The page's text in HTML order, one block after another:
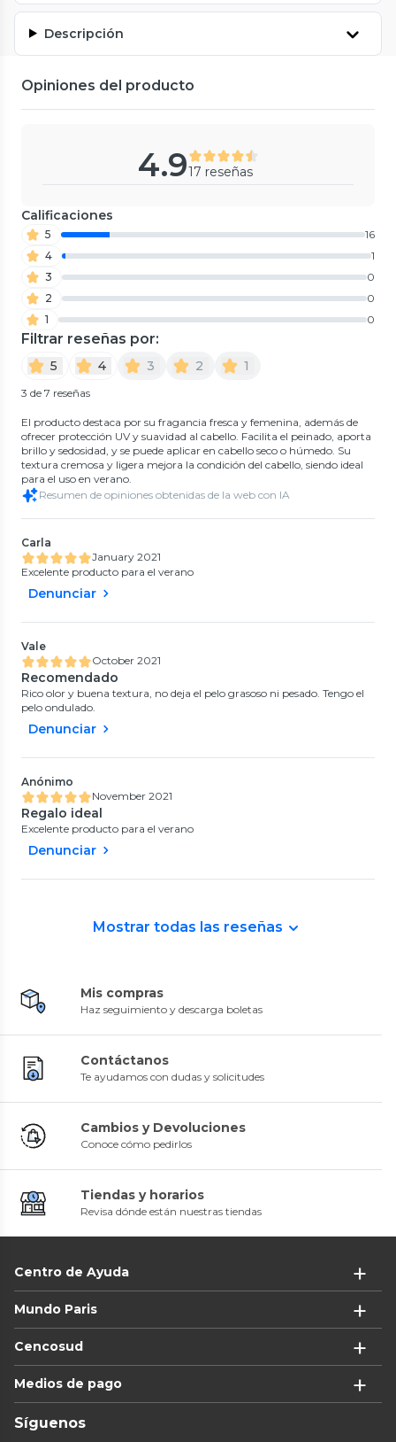
Descripción
Opiniones del producto
4.917 reseñas
Calificaciones
5
16
4
1
3
0
2
0
1
0
Filtrar reseñas por:
5 4 3 2 1
3 de 7 reseñas
El producto destaca por su fragancia fresca y femenina, además de
ofrecer protección UV y suavidad al cabello. Facilita el peinado, aporta
brillo y sedosidad, y se puede aplicar en cabello seco o húmedo. Su
textura cremosa y ligera mejora la condición del cabello, siendo ideal
para el uso en verano.
Resumen de opiniones obtenidas de la web con IA
Carla
January 2021
Excelente producto para el verano
Denunciar
Vale
October 2021
Recomendado
Rico olor y buena textura, no deja el pelo grasoso ni pesado. Tengo el
pelo ondulado.
Denunciar
Anónimo
November 2021
Regalo ideal
Excelente producto para el verano
Denunciar
Mostrar todas las reseñas
Mis compras
Haz seguimiento y descarga boletas
Contáctanos
Te ayudamos con dudas y solicitudes
Cambios y Devoluciones
Conoce cómo pedirlos
Tiendas y horarios
Revisa dónde están nuestras tiendas
Centro de Ayuda
Mundo Paris
Cencosud
Medios de pago
Síguenos